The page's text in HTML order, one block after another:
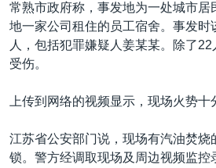
航
跳
转
到
索
中东
欧洲
非洲
美洲
人权·法律·宗教
科教·文娱·体健
军事
劳工
热点专题
白宫要闻
国会报道
美中关系
埃博拉疫情
VOA视频
VOA今日焦点
中文广播
关注我们
常熟市政府称，事发地为一处城市居
地一家公司租住的员工宿舍。事发时
人，包括犯罪嫌疑人姜某某。除了22
受伤。
上传到网络的视频显示，现场火势十
江苏省公安部门说，现场有汽油焚烧
锁。警方经调取现场及周边视频监控